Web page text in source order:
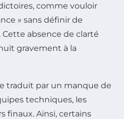
comme vouloir
» sans définir de
absence de clarté
gravement à la
traduit par un manque de
techniques, les
finaux. Ainsi, certains